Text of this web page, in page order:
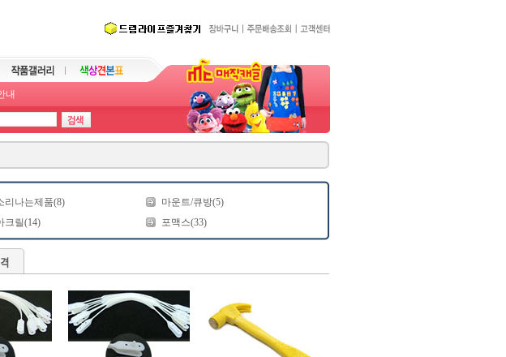
.
내
수 있습니다.
리나는제품(8)
마운트/큐방(5)
크릴(14) 포맥스(33)